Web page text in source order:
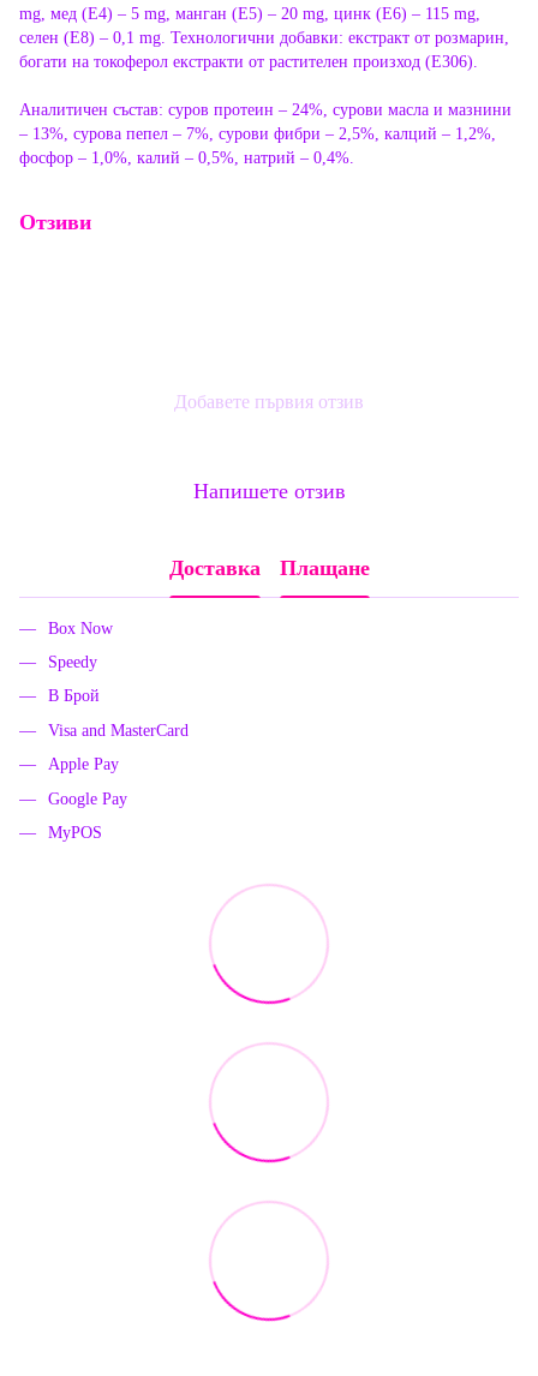
mg, мед (E4) – 5 mg, манган (E5) – 20 mg, цинк (E6) – 115 mg,
селен (E8) – 0,1 mg. Технологични добавки: екстракт от розмарин,
богати на токоферол екстракти от растителен произход (E306).
Аналитичен състав: суров протеин – 24%, сурови масла и мазнини
– 13%, сурова пепел – 7%, сурови фибри – 2,5%, калций – 1,2%,
фосфор – 1,0%, калий – 0,5%, натрий – 0,4%.
Отзиви
Добавете първия отзив
Напишете отзив
Доставка Плащане
Box Now
Speedy
В Брой
Visa and MasterCard
Apple Pay
Google Pay
MyPOS